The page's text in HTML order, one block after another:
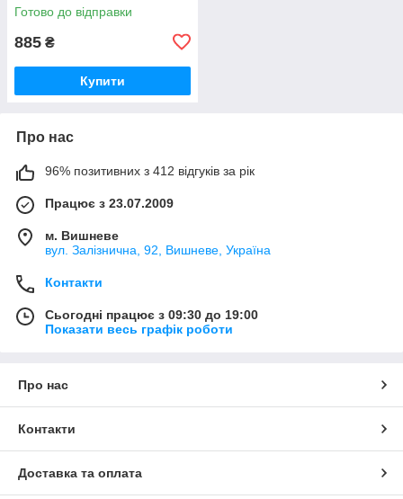
Готово до відправки
885 ₴
Купити
Про нас
96% позитивних з 412 відгуків за рік
Працює з 23.07.2009
м. Вишневе
вул. Залізнична, 92, Вишневе, Україна
Контакти
Сьогодні працює з 09:30 до 19:00
Показати весь графік роботи
Про нас
Контакти
Доставка та оплата